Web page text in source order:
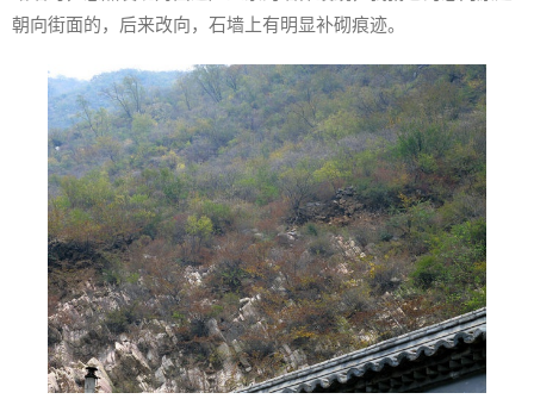
朝向街面的，后来改向，石墙上有明显补砌痕迹。